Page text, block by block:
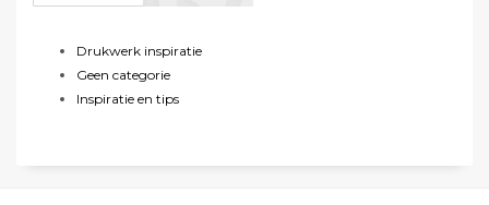
Drukwerk inspiratie
Geen categorie
Inspiratie en tips